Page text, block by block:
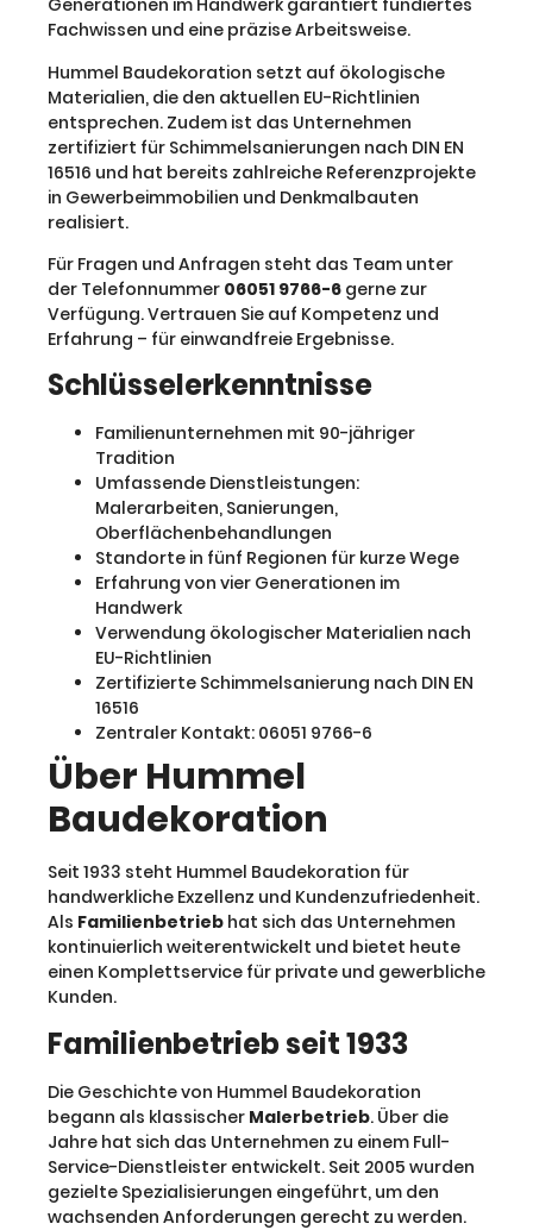
Generationen im Handwerk garantiert fundiertes
Fachwissen und eine präzise Arbeitsweise.
Hummel Baudekoration setzt auf ökologische
Materialien, die den aktuellen EU-Richtlinien
entsprechen. Zudem ist das Unternehmen
zertifiziert für Schimmelsanierungen nach DIN EN
16516 und hat bereits zahlreiche Referenzprojekte
in Gewerbeimmobilien und Denkmalbauten
realisiert.
Für Fragen und Anfragen steht das Team unter
der Telefonnummer 06051 9766-6 gerne zur
Verfügung. Vertrauen Sie auf Kompetenz und
Erfahrung – für einwandfreie Ergebnisse.
Schlüsselerkenntnisse
Familienunternehmen mit 90-jähriger
Tradition
Umfassende Dienstleistungen:
Malerarbeiten, Sanierungen,
Oberflächenbehandlungen
Standorte in fünf Regionen für kurze Wege
Erfahrung von vier Generationen im
Handwerk
Verwendung ökologischer Materialien nach
EU-Richtlinien
Zertifizierte Schimmelsanierung nach DIN EN
16516
Zentraler Kontakt: 06051 9766-6
Über Hummel
Baudekoration
Seit 1933 steht Hummel Baudekoration für
handwerkliche Exzellenz und Kundenzufriedenheit.
Als Familienbetrieb hat sich das Unternehmen
kontinuierlich weiterentwickelt und bietet heute
einen Komplettservice für private und gewerbliche
Kunden.
Familienbetrieb seit 1933
Die Geschichte von Hummel Baudekoration
begann als klassischer Malerbetrieb. Über die
Jahre hat sich das Unternehmen zu einem Full-
Service-Dienstleister entwickelt. Seit 2005 wurden
gezielte Spezialisierungen eingeführt, um den
wachsenden Anforderungen gerecht zu werden.